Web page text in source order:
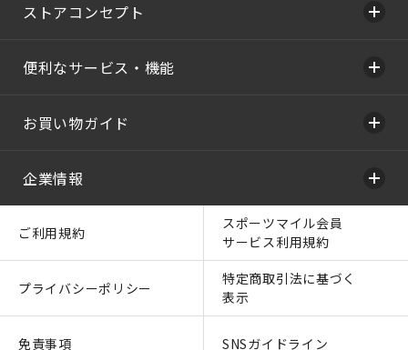
ストアコンセプト
便利なサービス・機能
お買い物ガイド
企業情報
ご利用規約
スポーツマイル会員
サービス利用規約
プライバシーポリシー
特定商取引法に基づく
表示
免責事項 SNSガイドライン